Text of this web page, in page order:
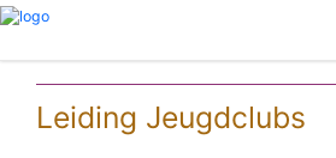
Leiding Jeugdclubs